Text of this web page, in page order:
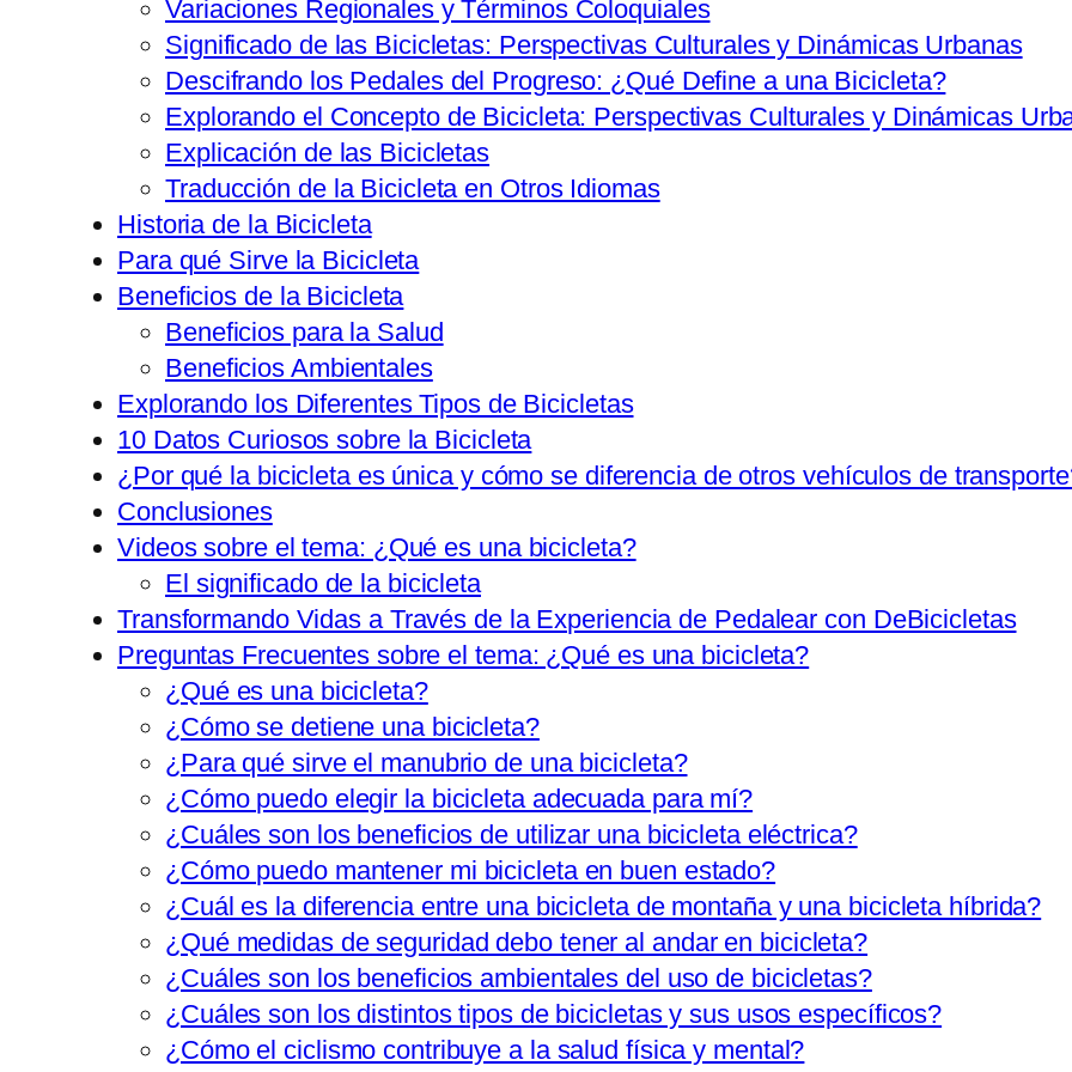
Variaciones Regionales y Términos Coloquiales
Significado de las Bicicletas: Perspectivas Culturales y Dinámicas Urbanas
Descifrando los Pedales del Progreso: ¿Qué Define a una Bicicleta?
Explorando el Concepto de Bicicleta: Perspectivas Culturales y Dinámicas
Explicación de las Bicicletas
Traducción de la Bicicleta en Otros Idiomas
Historia de la Bicicleta
Para qué Sirve la Bicicleta
Beneficios de la Bicicleta
Beneficios para la Salud
Beneficios Ambientales
Explorando los Diferentes Tipos de Bicicletas
10 Datos Curiosos sobre la Bicicleta
¿Por qué la bicicleta es única y cómo se diferencia de otros vehículos de
Conclusiones
Videos sobre el tema: ¿Qué es una bicicleta?
El significado de la bicicleta
Transformando Vidas a Través de la Experiencia de Pedalear con DeBicicletas
Preguntas Frecuentes sobre el tema: ¿Qué es una bicicleta?
¿Qué es una bicicleta?
¿Cómo se detiene una bicicleta?
¿Para qué sirve el manubrio de una bicicleta?
¿Cómo puedo elegir la bicicleta adecuada para mí?
¿Cuáles son los beneficios de utilizar una bicicleta eléctrica?
¿Cómo puedo mantener mi bicicleta en buen estado?
¿Cuál es la diferencia entre una bicicleta de montaña y una bicicleta híbrida?
¿Qué medidas de seguridad debo tener al andar en bicicleta?
¿Cuáles son los beneficios ambientales del uso de bicicletas?
¿Cuáles son los distintos tipos de bicicletas y sus usos específicos?
¿Cómo el ciclismo contribuye a la salud física y mental?